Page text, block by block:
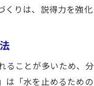
水道修理に必要な
水道修理作業時間
りは、説得力を強化
ことが多いため、
「水を止めるため